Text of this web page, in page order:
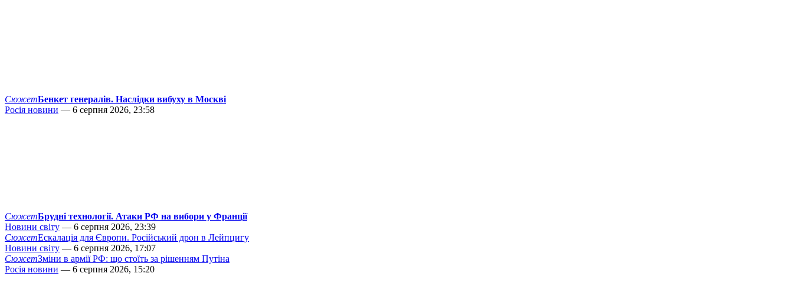
СюжетБенкет генералів. Наслідки вибуху в Москві
Росія новини — 6 серпня 2026, 23:58
СюжетБрудні технології. Атаки РФ на вибори у Франції
Новини світу — 6 серпня 2026, 23:39
СюжетЕскалація для Європи. Російський дрон в Лейпцигу
Новини світу — 6 серпня 2026, 17:07
СюжетЗміни в армії РФ: що стоїть за рішенням Путіна
Росія новини — 6 серпня 2026, 15:20